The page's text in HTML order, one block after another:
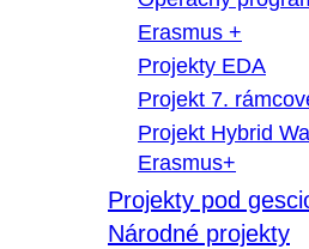
Erasmus +
Projekty EDA
Projekt 7.
Projekt Hybrid
Erasmus+
Projekty pod
Národné projekty